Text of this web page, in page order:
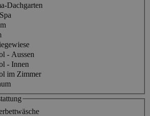
Dachgarten
- Aussen
- Innen
im Zimmer